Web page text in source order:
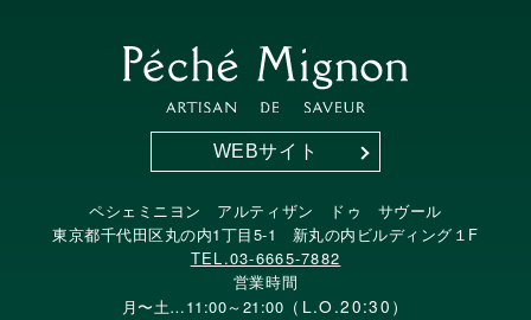
WEBサイト
ペシェミニヨン アルティザン ドゥ サヴール
東京都千代田区丸の内1丁目5-1 新丸の内ビルディング１F
TEL.03-6665-7882
営業時間
月〜土…11:00～21:00 （L.O.20:30）